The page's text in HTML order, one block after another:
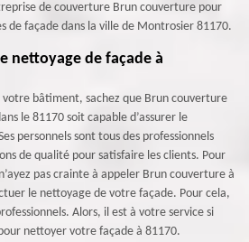
de couverture Brun couverture pour
de façade dans la ville de Montrosier 81170.
nettoyage de façade à
votre bâtiment, sachez que Brun couverture
le 81170 soit capable d’assurer le
personnels sont tous des professionnels
de qualité pour satisfaire les clients. Pour
pas crainte à appeler Brun couverture à
le nettoyage de votre façade. Pour cela,
Alors, il est à votre service si
nettoyer votre façade à 81170.